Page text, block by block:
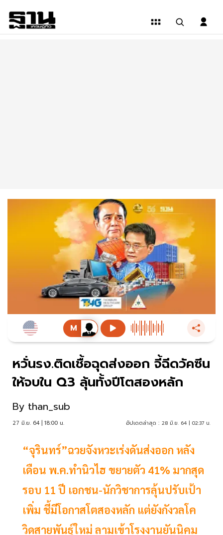
หวั่นรง.ติดเชื้อฉุดส่งออก จี้ฉีดวัคซีน
ให้จบใน Q3 ลุ้นทั้งปีโตสองหลัก
By than_sub
27 มิ.ย. 64 | 18:00 น. อัปเดตล่าสุด : 28 มิ.ย. 64 | 02:37 น.
“จุรินทร์”ฉวยจังหวะเร่งดันส่งออก หลัง
เดือน พ.ค.ทำนิวไฮ ขยายตัว 41% มากสุด
รอบ 11 ปี เอกชน-นักวิชาการลุ้นปรับเป้า
เพิ่ม ชี้มีโอกาสโตสองหลัก แต่ยังกังวลโค
วิดสายพันธุ์ใหม่ ลามเข้าโรงงานยันนิคม